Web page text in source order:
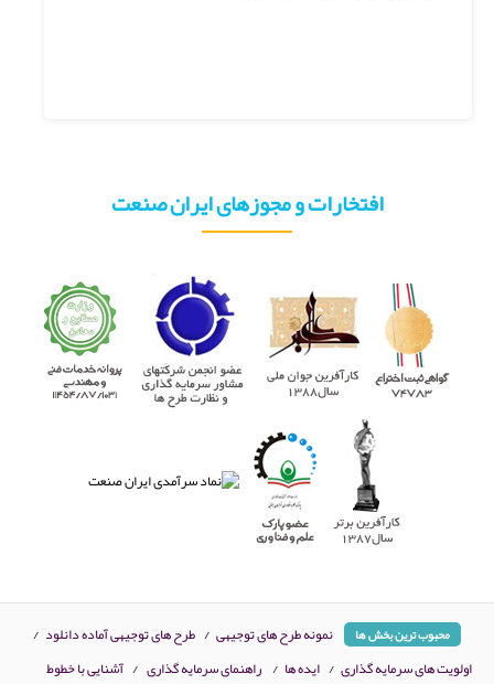
افتخارات و مجوزهای ایران صنعت
محبوب ترین بخش ها نمونه طرح های توجیهی / طرح های توجیهی آماده دانلود /
اولویت های سرمایه گذاری / ایده ها / راهنمای سرمایه گذاری / آشنایی با خطوط